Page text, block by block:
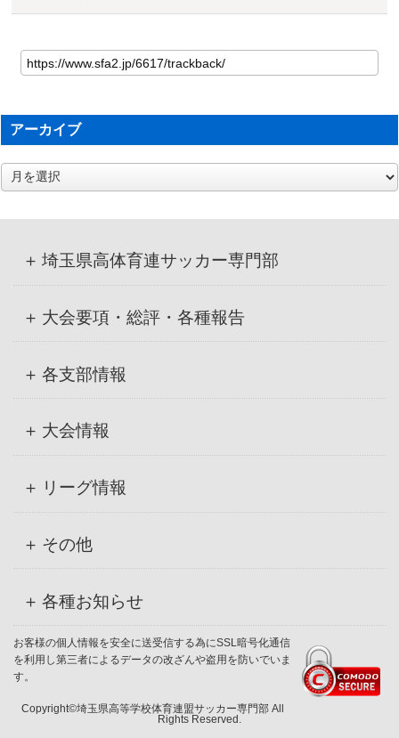
アーカイブ
ア
ー
埼玉県高体育連サッカー専門部
大会要項・総評・各種報告
各支部情報
大会情報
リーグ情報
その他
各種お知らせ
お客様の個人情報を安全に送受信する為にSSL暗号化通信
を利用し第三者によるデータの改ざんや盗用を防いでいま
す。
Copyright©埼玉県高等学校体育連盟サッカー専門部 All
Rights Reserved.